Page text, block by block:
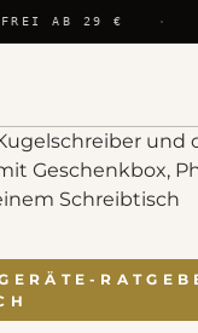
AB 29 € ·